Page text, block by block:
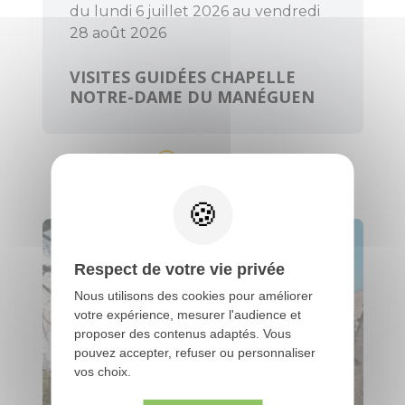
du lundi 6 juillet 2026 au vendredi
28 août 2026
VISITES GUIDÉES CHAPELLE
NOTRE-DAME DU MANÉGUEN
Respect de votre vie privée
Nous utilisons des cookies pour améliorer
votre expérience, mesurer l'audience et
proposer des contenus adaptés. Vous
pouvez accepter, refuser ou personnaliser
vos choix.